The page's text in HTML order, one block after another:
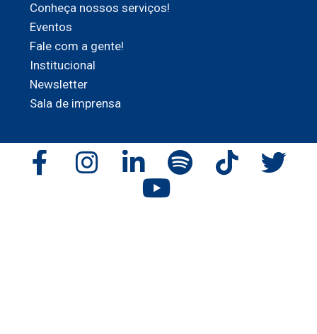
Conheça nossos serviços!
Eventos
Fale com a gente!
Institucional
Newsletter
Sala de imprensa